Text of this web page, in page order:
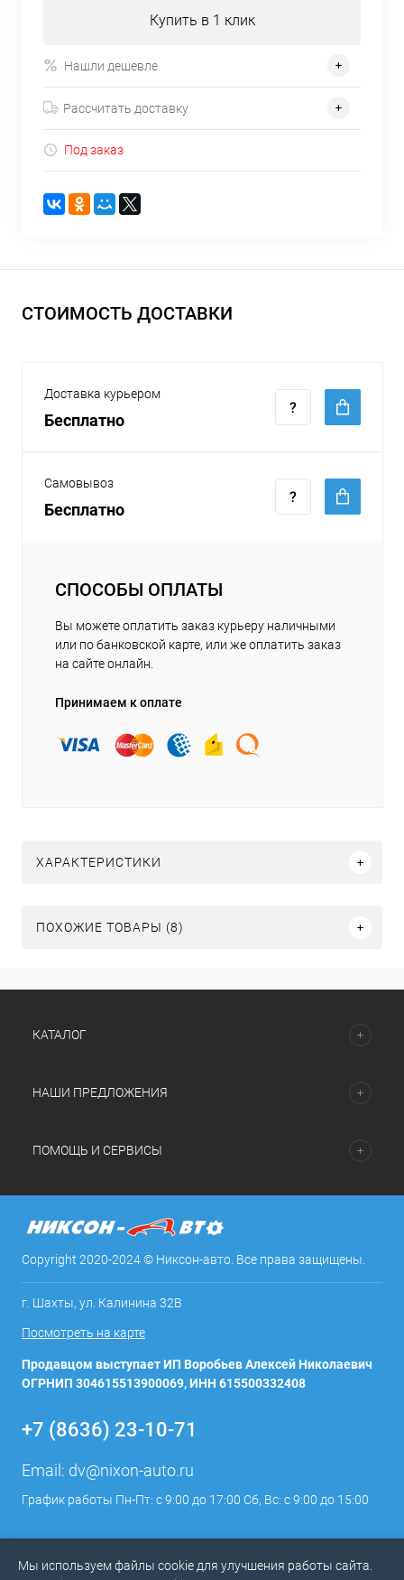
Мы используем файлы cookie для улучшения работы сайта.
Купить в 1 клик
Нашли дешевле
Рассчитать доставку
Под заказ
СТОИМОСТЬ ДОСТАВКИ
Доставка курьером
Бесплатно
Самовывоз
Бесплатно
СПОСОБЫ ОПЛАТЫ
Вы можете оплатить заказ курьеру наличными
или по банковской карте, или же оплатить заказ
на сайте онлайн.
Принимаем к оплате
ХАРАКТЕРИСТИКИ
ПОХОЖИЕ ТОВАРЫ (8)
КАТАЛОГ
НАШИ ПРЕДЛОЖЕНИЯ
ПОМОЩЬ И СЕРВИСЫ
Copyright 2020-2024 © Никсон-авто. Все права защищены.
г. Шахты, ул. Калинина 32В
Посмотреть на карте
Продавцом выступает ИП Воробьев Алексей Николаевич
ОГРНИП 304615513900069, ИНН 615500332408
+7 (8636) 23-10-71
Email: dv@nixon-auto.ru
График работы Пн-Пт: с 9:00 до 17:00 Сб, Вс: с 9:00 до 15:00